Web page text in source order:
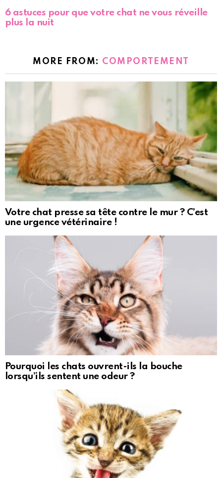
6 astuces pour que votre chat ne vous réveille
plus la nuit
MORE FROM: COMPORTEMENT
Votre chat presse sa tête contre le mur ? C’est
une urgence vétérinaire !
Pourquoi les chats ouvrent-ils la bouche
lorsqu’ils sentent une odeur ?